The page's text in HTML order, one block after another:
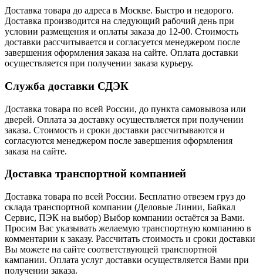
Доставка товара до адреса в Москве. Быстро и недорого.
Доставка производится на следующий рабочий день при
условии размещения и оплаты заказа до 12-00. Стоимость
доставки рассчитывается и согласуется менеджером после
завершения оформления заказа на сайте. Оплата доставки
осуществляется при получении заказа курьеру.
Служба доставки СДЭК
Доставка товара по всей России, до пункта самовывоза или
дверей. Оплата за доставку осуществляется при получении
заказа. Стоимость и сроки доставки рассчитываются и
согласуются менеджером после завершения оформления
заказа на сайте.
Доставка транспортной компанией
Доставка товара по всей России. Бесплатно отвезем груз до
склада транспортной компании (Деловые Линии, Байкал
Сервис, ПЭК на выбор) Выбор компании остаётся за Вами.
Просим Вас указывать желаемую транспортную компанию в
комментарии к заказу. Рассчитать стоимость и сроки доставки
Вы можете на сайте соответствующей транспортной
кампании. Оплата услуг доставки осуществляется Вами при
получении заказа.